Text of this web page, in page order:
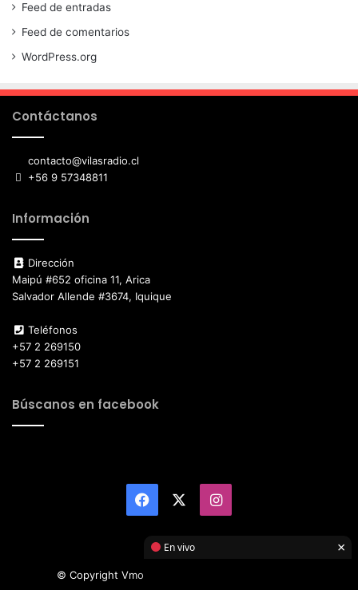
Feed de entradas
Feed de comentarios
WordPress.org
Contáctanos
contacto@vilasradio.cl
+56 9 57348811
Información
Dirección
Maipú #652 oficina 11, Arica
Salvador Allende #3674, Iquique
Teléfonos
+57 2 269150
+57 2 269151
Búscanos en facebook
Facebook Instagram
© Copyright Vmotor TI 2026, All Rights Reserved
En vivo ×